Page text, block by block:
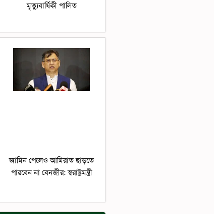
মৃত্যুবার্ষিকী পালিত
জামিন পেলেও আমিরাত ছাড়তে
পারবেন না বেনজীর: স্বরাষ্ট্রমন্ত্রী